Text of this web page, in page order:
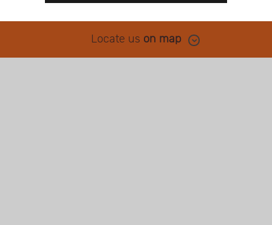
Locate us on map